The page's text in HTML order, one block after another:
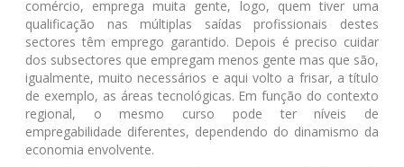
comércio, emprega muita gente, logo, quem tiver uma
qualificação nas múltiplas saídas profissionais destes
sectores têm emprego garantido. Depois é preciso cuidar
dos subsectores que empregam menos gente mas que são,
igualmente, muito necessários e aqui volto a frisar, a título
de exemplo, as áreas tecnológicas. Em função do contexto
regional, o mesmo curso pode ter níveis de
empregabilidade diferentes, dependendo do dinamismo da
economia envolvente.